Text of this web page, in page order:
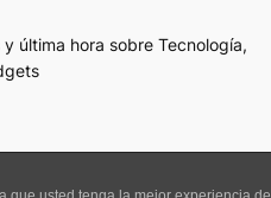
última hora sobre Tecnología,